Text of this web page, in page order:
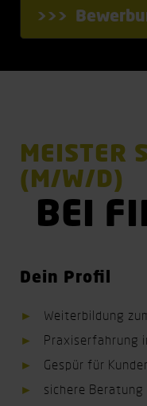
MEISTER
(M/W/D)
BEI
Dein Profil
Weiterbildung
Praxiserfahrung
Gespür für
sichere Beratung